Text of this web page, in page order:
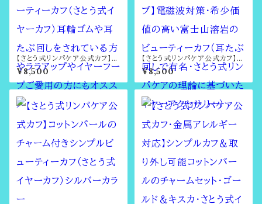
【さとう式リンパケア公式カフ】金
属アレルギー対応・テラヘルツの
ビューティーカフ（さとう式イヤー
カフ）耳輪ゴムや耳たぶ回しをさ
フープご愛用の方にもオススメ
¥8,500
【さとう式リンパケア公式カフ】金
属アレルギー対応【トリニティ・ヴ
ァイブ】電磁波対策・希少価値の
高い富士山溶岩のビューティー
式リンパケアの理論に基づいた
イヤーアクセサリー）
¥8,500